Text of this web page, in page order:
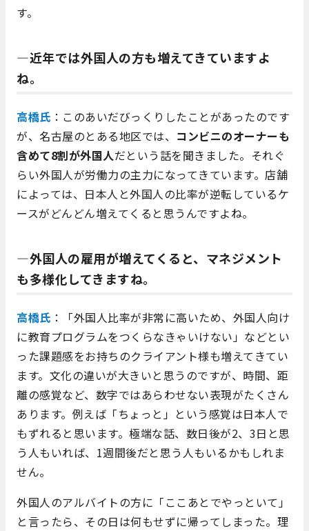
す。
―近年では外国人の方も増えてきていますよ
ね。
高橋氏 ：このあいだびっくりしたことがあったのです
が、名古屋のとある地区では、 コンビニのオーナーも
含めて8割が外国人だという話を聞きました。それぐ
らい外国人が労働力の主力になってきています。店舗
によっては、日本人と外国人の比率が逆転しているケ
ースがどんどん増えてくると思うんですよね。
―外国人の雇用が増えてくると、マネジメント
も多様化してきますね。
高橋氏 ：「外国人比率が非常に高いため、外国人向け
に教育プログラムをつくらなきゃいけない」などとい
った課題感をお持ちのクライアント様も増えてきてい
ます。文化の違いが大きいと思うのですが、時間、距
離の感覚など、数字ではあらわせない表現がたくさん
あります。例えば「ちょっと」という感覚は日本人で
もずれると思います。極端な話、数日後が2、3日と思
う人もいれば、1週間後だと思う人もいるかもしれま
せん。
外国人のアルバイトの方に「ここあとでやっといて」
と言ったら、その日は何もせずに帰ってしまった。理